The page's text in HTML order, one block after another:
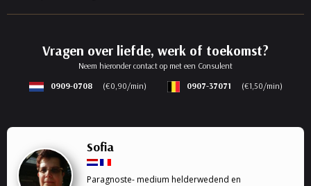
Vragen over liefde, werk of toekomst?
Neem hieronder contact op met een Consulent
0909-0708
(€0,90/min) 0907-37071 (€1,50/min)
Sofia
Paragnoste- medium helderwedend en